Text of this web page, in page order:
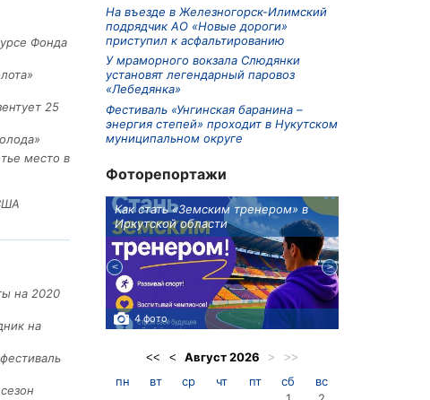
Фонда
25
место в
на 2020
на
На въезде в Железногорск-Илимский
подрядчик АО «Новые дороги»
приступил к асфальтированию
У мраморного вокзала Слюдянки
установят легендарный паровоз
«Лебедянка»
Фестиваль «Унгинская баранина –
энергия степей» проходит в Нукутском
муниципальном округе
Фоторепортажи
предприятие
Как стать «Земским тренером» в
Иркутской области
4 фото
<< < Август2026 > >>
пн вт ср чт пт сб
вс